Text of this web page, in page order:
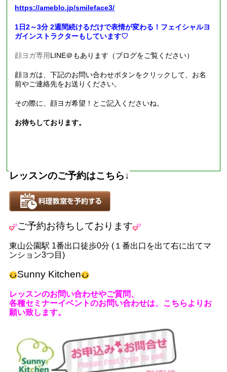
https://ameblo.jp/smileface3/
1日2～3分 2週間続けるだけで表情が変わる！フェイシャルヨ
ガインストラクターもしています♡
顔ヨガ専用LINE＠もあります（ブログをご覧ください）
顔ヨガは、下記のお問い合わせボタンをクリックして、お名
前やご連絡先をお送りください。
その際に、顔ヨガ希望！とご記入くださいね。
お待ちしております。
レッスンのご予約はこちら↓
ご予約お待ちしております
東山公園駅 1番出口徒歩0分 ( １番出口を出て右に出てマ
ンション3つ目)
Sunny Kitchen
レッスンのお問い合わせやご質問、
各種セミナーイベントのお問い合わせは、こちらよりお
願い致します。